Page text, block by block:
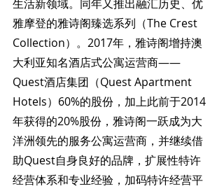
生活新领域。同年又推出融汇历史、优
雅摩登的雅诗阁臻选系列（The Crest
Collection）。2017年，雅诗阁增持澳
大利亚知名酒店式公寓运营商——
Quest酒店集团（Quest Apartment
Hotels）60%的股份，加上此前于2014
年获得的20%股份，雅诗阁一跃成为大
洋洲领先的服务公寓运营商，并继续借
助Quest自身良好的品牌，扩展性特许
经营体系和专业经验，加码特许经营平